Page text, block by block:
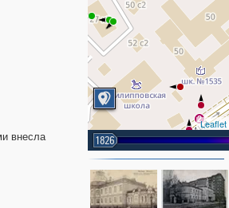
внесла
2
3
Leaflet
1826